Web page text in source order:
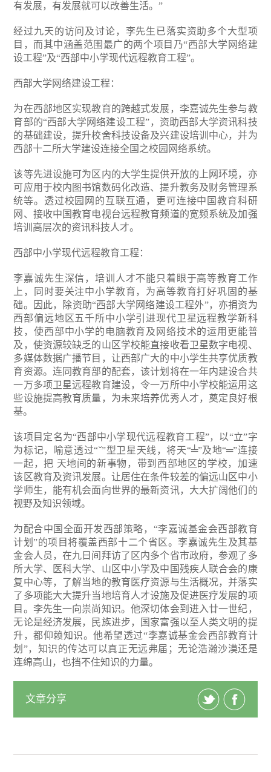
有发展，有发展就可以改善生活。”
经过九天的访问及讨论，李先生已落实资助多个大型项
目，而其中涵盖范围最广的两个项目乃“西部大学网络建
设工程”及“西部中小学现代远程教育工程”。
西部大学网络建设工程：
为在西部地区实现教育的跨越式发展，李嘉诚先生参与教
育部的“西部大学网络建设工程”，资助西部大学资讯科技
的基础建设，提升校舍科技设备及兴建设培训中心，并为
西部十二所大学建设连接全国之校园网络系统。
该等先进设施可为区内的大学生提供开放的上网环境，亦
可应用于校内图书馆数码化改造、提升教务及财务管理系
统等。透过校园网的互联互通，更可连接中国教育科研
网、接收中国教育电视台远程教育频道的宽频系统及加强
培训高层次的资讯科技人才。
西部中小学现代远程教育工程：
李嘉诚先生深信，培训人才不能只着眼于高等教育工作
上，同时要关注中小学教育，为高等教育打好巩固的基
础。因此，除资助“西部大学网络建设工程外”，亦捐资为
西部偏远地区五千所中小学引进现代卫星远程教学新科
技，使西部中小学的电脑教育及网络技术的运用更能普
及，使资源较缺乏的山区学校能直接收看卫星数字电视、
多媒体数据广播节目，让西部广大的中小学生共享优质教
育资源。连同教育部的配套，该计划将在一年内建设合共
一万多项卫星远程教育建设，令一万所中小学校能运用这
些设施提高教育质量，为未来培养优秀人才，奠定良好根
基。
该项目定名为“西部中小学现代远程教育工程”，以“立”字
为标记，喻意透过“ˇ”型卫星天线，将天“╧”及地“═”连接
一起，把 天地间的新事物，带到西部地区的学校，加速
该区教育及资讯发展。让居住在条件较差的偏远山区中小
学师生，能有机会面向世界的最新资讯，大大扩阔他们的
视野及知识领域。
为配合中国全面开发西部策略，“李嘉诚基金会西部教育
计划”的项目将覆盖西部十二个省区。李嘉诚先生及其基
金会人员，在九日间拜访了区内多个省市政府，参观了多
所大学、医科大学、山区中小学及中国残疾人联合会的康
复中心等，了解当地的教育医疗资源与生活概况，并落实
了多项能大大提升当地培育人才设施及促进医疗发展的项
目。李先生一向祟尚知识。他深切体会到进入廿一世纪，
无论是经济发展，民族进步，国家富强以至人类文明的提
升，都仰赖知识。他希望透过“李嘉诚基金会西部教育计
划”，知识的传达可以真正无远弗届；无论浩瀚沙漠还是
连绵高山，也挡不住知识的力量。
文章分享